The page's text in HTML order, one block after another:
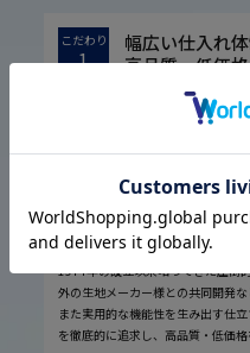
こだわり
1
幅広い仕入れ
高品質・低価
1974年の設立以来培ってきた圧倒
外の生地メーカー様との共同開発
また実用的な機能性を生み出す仕
を徹底的に追求し、高品質・低価